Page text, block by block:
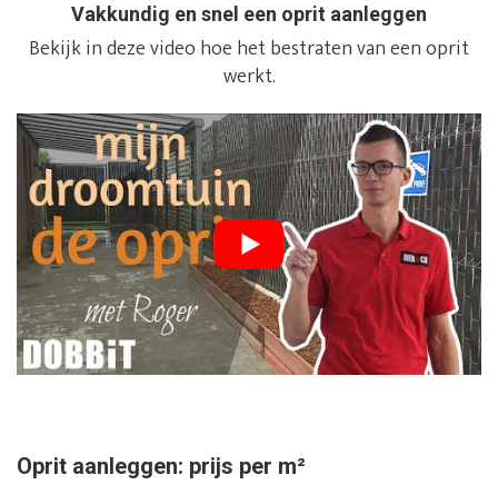
Vakkundig en snel een oprit aanleggen
Bekijk in deze video hoe het bestraten van een oprit
werkt.
Oprit aanleggen: prijs per m²